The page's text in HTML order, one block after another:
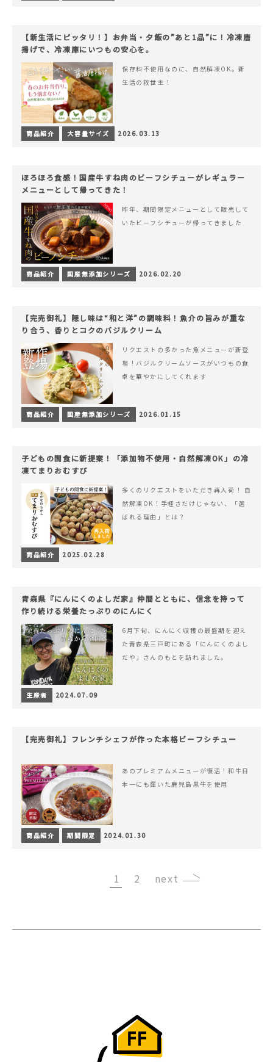
【新生活にピッタリ！】お弁当・夕飯の”あと1品”に！冷凍唐
揚げで、冷凍庫にいつもの安心を。
保存料不使用なのに、自然解凍OK。新
生活の救世主！
商品紹介 大容量サイズ 2026.03.13
ほろほろ食感！国産牛すね肉のビーフシチューがレギュラー
メニューとして帰ってきた！
昨年、期間限定メニューとして販売して
いたビーフシチューが帰ってきました
商品紹介 国産無添加シリーズ 2026.02.20
【完売御礼】隠し味は“和と洋”の調味料！魚介の旨みが重な
り合う、香りとコクのバジルクリーム
リクエストの多かった魚メニューが新登
場！バジルクリームソースがいつもの食
卓を華やかにしてくれます
商品紹介 国産無添加シリーズ 2026.01.15
子どもの間食に新提案！「添加物不使用・自然解凍OK」の冷
凍てまりおむすび
多くのリクエストをいただき再入荷！ 自
然解凍OK！手軽さだけじゃない、「選
ばれる理由」とは？
商品紹介 2025.02.28
青森県『にんにくのよしだ家』仲間とともに、信念を持って
作り続ける栄養たっぷりのにんにく
6月下旬、にんにく収穫の最盛期を迎え
た青森県三戸町にある「にんにくのよし
だや」さんのもとを訪れました。
生産者 2024.07.09
【完売御礼】フレンチシェフが作った本格ビーフシチュー
あのプレミアムメニューが復活！和牛日
本一にも輝いた鹿児島黒牛を使用
商品紹介 期間限定 2024.01.30
1 2 ›